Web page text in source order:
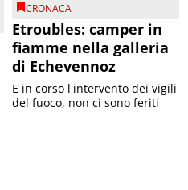
CRONACA
Etroubles: camper in
fiamme nella galleria
di Echevennoz
E in corso l'intervento dei vigili
del fuoco, non ci sono feriti